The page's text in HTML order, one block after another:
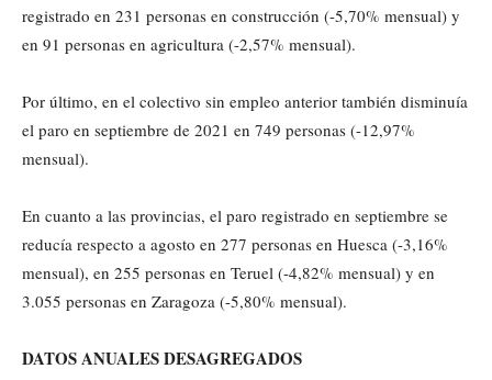
registrado en 231 personas en construcción (-5,70% mensual) y
en 91 personas en agricultura (-2,57% mensual).
Por último, en el colectivo sin empleo anterior también disminuía
el paro en septiembre de 2021 en 749 personas (-12,97%
mensual).
En cuanto a las provincias, el paro registrado en septiembre se
reducía respecto a agosto en 277 personas en Huesca (-3,16%
mensual), en 255 personas en Teruel (-4,82% mensual) y en
3.055 personas en Zaragoza (-5,80% mensual).
DATOS ANUALES DESAGREGADOS